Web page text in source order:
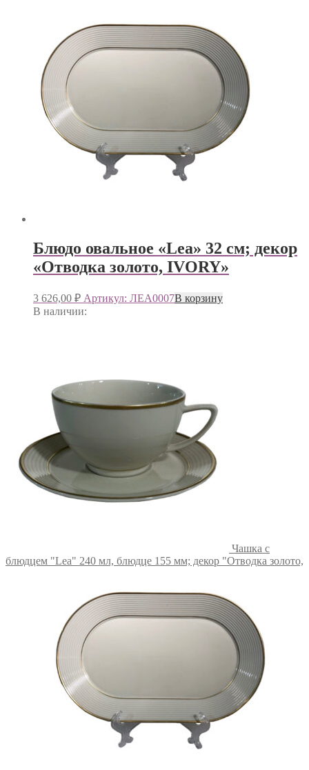
Блюдо овальное «Lea» 32 см; декор
«Отводка золото, IVORY»
3 626,00 ₽ Артикул: ЛЕА0007В корзину
В наличии:
Чашка с
блюдцем "Lea" 240 мл, блюдце 155 мм; декор "Отводка золото,